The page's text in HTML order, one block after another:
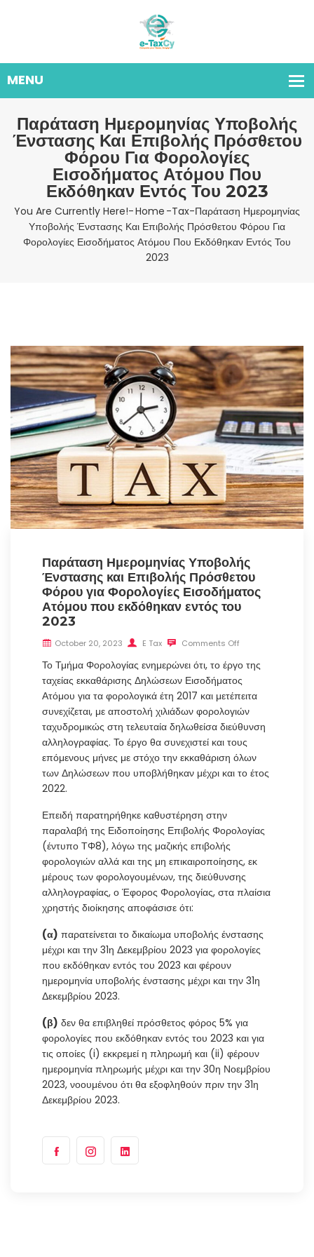
Παράταση Ημερομηνίας Υποβολής
Ένστασης Και Επιβολής Πρόσθετου
Φόρου Για Φορολογίες
Εισοδήματος Ατόμου Που
Εκδόθηκαν Εντός Του 2023
You Are Currently Here!-Home -Tax-Παράταση Ημερομηνίας
Υποβολής Ένστασης Και Επιβολής Πρόσθετου Φόρου Για
Φορολογίες Εισοδήματος Ατόμου Που Εκδόθηκαν Εντός Του
2023
Παράταση Ημερομηνίας Υποβολής
Ένστασης και Επιβολής Πρόσθετου
Φόρου για Φορολογίες Εισοδήματος
Ατόμου που εκδόθηκαν εντός του
2023
October 20, 2023 E Tax Comments Off
Το Τμήμα Φορολογίας ενημερώνει ότι, το έργο της
ταχείας εκκαθάρισης Δηλώσεων Εισοδήματος
Ατόμου για τα φορολογικά έτη 2017 και μετέπειτα
συνεχίζεται, με αποστολή χιλιάδων φορολογιών
ταχυδρομικώς στη τελευταία δηλωθείσα διεύθυνση
αλληλογραφίας. Το έργο θα συνεχιστεί και τους
επόμενους μήνες με στόχο την εκκαθάριση όλων
των Δηλώσεων που υποβλήθηκαν μέχρι και το έτος
2022.
Επειδή παρατηρήθηκε καθυστέρηση στην
παραλαβή της Ειδοποίησης Επιβολής Φορολογίας
(έντυπο ΤΦ8), λόγω της μαζικής επιβολής
φορολογιών αλλά και της μη επικαιροποίησης, εκ
μέρους των φορολογουμένων, της διεύθυνσης
αλληλογραφίας, ο Έφορος Φορολογίας, στα πλαίσια
χρηστής διοίκησης αποφάσισε ότι:
(α) παρατείνεται το δικαίωμα υποβολής ένστασης
μέχρι και την 31η Δεκεμβρίου 2023 για φορολογίες
που εκδόθηκαν εντός του 2023 και φέρουν
ημερομηνία υποβολής ένστασης μέχρι και την 31η
Δεκεμβρίου 2023.
(β) δεν θα επιβληθεί πρόσθετος φόρος 5% για
φορολογίες που εκδόθηκαν εντός του 2023 και για
τις οποίες (i) εκκρεμεί η πληρωμή και (ii) φέρουν
ημερομηνία πληρωμής μέχρι και την 30η Νοεμβρίου
2023, νοουμένου ότι θα εξοφληθούν πριν την 31η
Δεκεμβρίου 2023.